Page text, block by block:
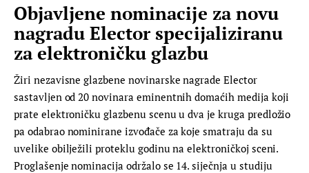
Objavljene nominacije za novu
nagradu Elector specijaliziranu
za elektroničku glazbu
Žiri nezavisne glazbene novinarske nagrade Elector
sastavljen od 20 novinara eminentnih domaćih medija koji
prate elektroničku glazbenu scenu u dva je kruga predložio
pa odabrao nominirane izvođače za koje smatraju da su
uvelike obilježili proteklu godinu na elektroničkoj sceni.
Proglašenje nominacija održalo se 14. siječnja u studiju